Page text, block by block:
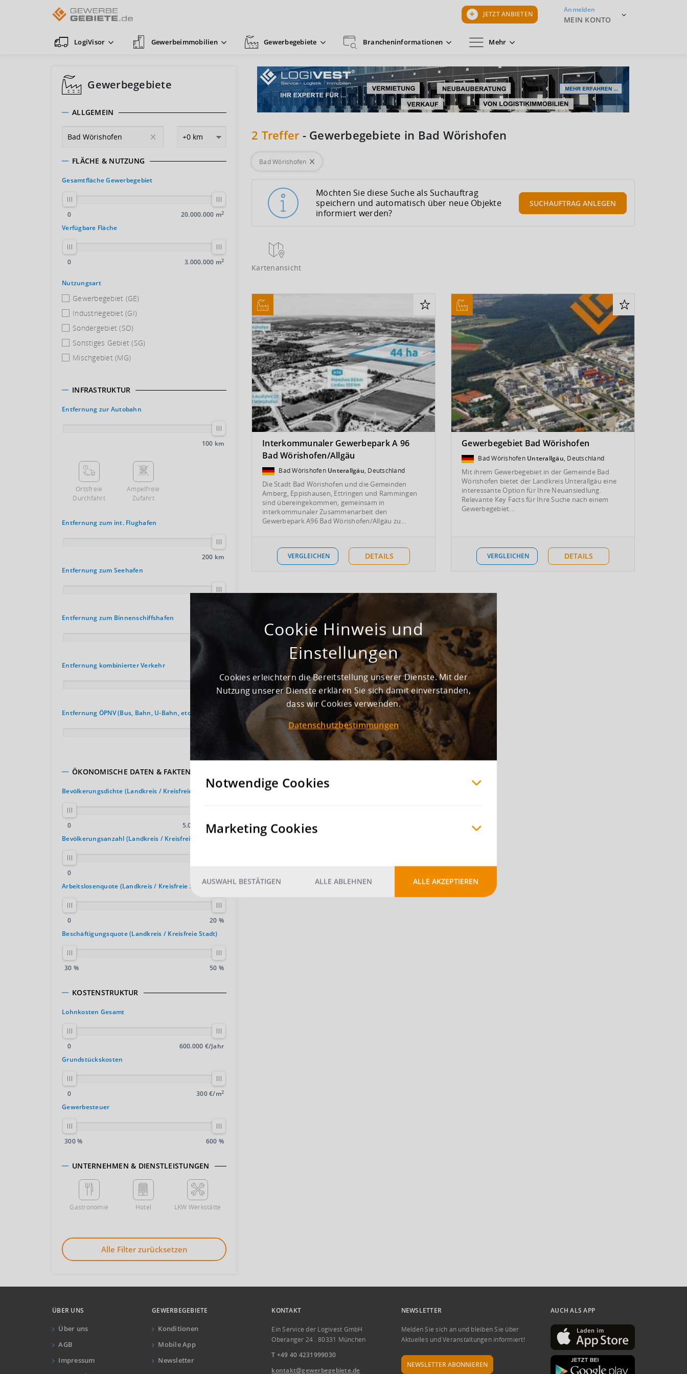
JETZT ANBIETEN
Anmelden
MEIN KONTO
LogiVisor Gewerbeimmobilien Gewerbegebiete Brancheninformationen Mehr
Gewerbegebiete
ALLGEMEIN
FLÄCHE & NUTZUNG
Gesamtfläche Gewerbegebiet
0 20.000.000 m2
Verfügbare Fläche
0 3.000.000 m2
Nutzungsart
Gewerbegebiet (GE)
Industriegebiet (GI)
Sondergebiet (SO)
Sonstiges Gebiet (SG)
Mischgebiet (MG)
INFRASTRUKTUR
Entfernung zur Autobahn
100 km
Ortsfreie
Durchfahrt
Ampelfreie
Zufahrt
Entfernung zum int. Flughafen
200 km
Entfernung zum Seehafen
Entfernung zum Binnenschiffshafen
Entfernung kombinierter Verkehr
Entfernung ÖPNV (Bus, Bahn, U-Bahn, etc.)
ÖKONOMISCHE DATEN & FAKTEN
Bevölkerungsdichte (Landkreis / Kreisfreie Stadt)
0 5.000 E. / km
Bevölkerungsanzahl (Landkreis / Kreisfreie Stadt)
0
Arbeitslosenquote (Landkreis / Kreisfreie Stadt)
0
20 %
Beschäftigungsquote (Landkreis / Kreisfreie Stadt)
30 % 50 %
KOSTENSTRUKTUR
Lohnkosten Gesamt
0
600.000 €/Jahr
Grundstückskosten
0 300 €/m2
Gewerbesteuer
300 % 600 %
UNTERNEHMEN & DIENSTLEISTUNGEN
Gastronomie Hotel LKW Werkstätte
Alle Filter zurücksetzen
2 Treffer - Gewerbegebiete in Bad Wörishofen
Bad Wörishofen
Möchten Sie diese Suche als Suchauftrag
speichern und automatisch über neue Objekte
informiert werden?
SUCHAUFTRAG ANLEGEN
Kartenansicht
Interkommunaler Gewerbepark A 96
Bad Wörishofen/Allgäu
Bad Wörishofen Unterallgäu, Deutschland
Die Stadt Bad Wörishofen und die Gemeinden
Amberg, Eppishausen, Ettringen und Rammingen
sind übereingekommen, gemeinsam in
interkommunaler Zusammenarbeit den
Gewerbepark A96 Bad Wörishofen/Allgäu zu...
VERGLEICHEN DETAILS
Gewerbegebiet Bad Wörishofen
Bad Wörishofen Unterallgäu, Deutschland
Mit ihrem Gewerbegebiet in der Gemeinde Bad
Wörishofen bietet der Landkreis Unterallgäu eine
interessante Option für Ihre Neuansiedlung.
Relevante Key Facts für Ihre Suche nach einem
Gewerbegebiet...
VERGLEICHEN DETAILS
ÜBER UNS
Über uns
AGB
Impressum
GEWERBEGEBIETE
Konditionen
Mobile App
Newsletter
KONTAKT
Ein Service der Logivest GmbH
Oberanger 24 . 80331 München
T +49 40 4231999030
kontakt@gewerbegebiete.de
NEWSLETTER
Melden Sie sich an und bleiben Sie über
Aktuelles und Veranstaltungen informiert!
NEWSLETTER ABONNIEREN
AUCH ALS APP
Cookie Hinweis und
Einstellungen
Cookies erleichtern die Bereitstellung unserer Dienste. Mit der
Nutzung unserer Dienste erklären Sie sich damit einverstanden,
dass wir Cookies verwenden.
Datenschutzbestimmungen
Notwendige Cookies
Marketing Cookies
AUSWAHL BESTÄTIGEN ALLE ABLEHNEN ALLE AKZEPTIEREN